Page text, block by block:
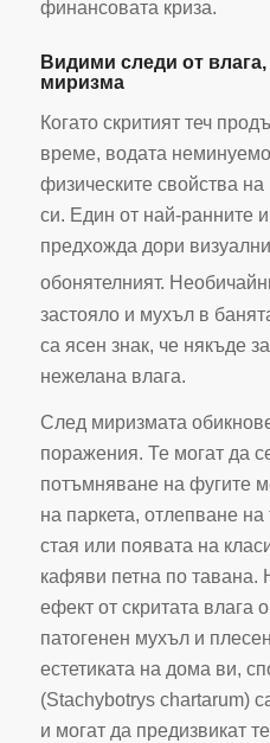
финансовата криза.
Видими следи от
миризма
Когато скритият теч
време, водата
физическите свойства
си. Един от най-ранните
предхожда дори
обонятелният.
застояло и мухъл в
са ясен знак, че някъде
нежелана влага.
След миризмата
поражения. Те могат да
потъмняване на фугите
на паркета, отлепване на
стая или появата на
кафяви петна по тавана.
ефект от скритата влага
патогенен мухъл и
естетиката на дома ви,
(Stachybotrys chartarum)
и могат да предизвикат